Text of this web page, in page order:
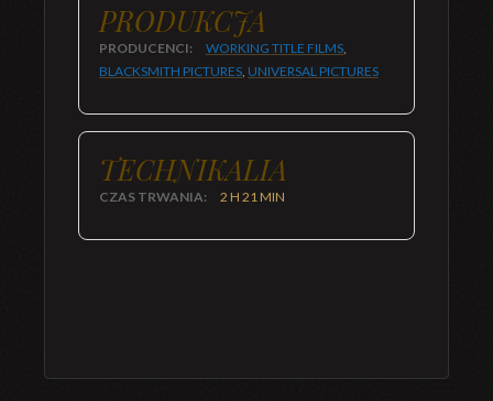
PRODUKCJA
PRODUCENCI: WORKING TITLE FILMS,
BLACKSMITH PICTURES, UNIVERSAL PICTURES
TECHNIKALIA
CZAS TRWANIA: 2 H 21 MIN